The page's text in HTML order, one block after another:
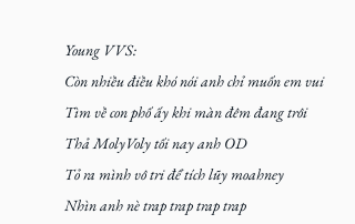
Young VVS:
Còn nhiều điều khó nói anh chỉ muốn em vui
Tìm về con phố ấy khi màn đêm đang trôi
Thả MolyVoly tối nay anh OD
Tỏ ra mình vô tri để tích lũy moahney
Nhìn anh nè trap trap trap trap